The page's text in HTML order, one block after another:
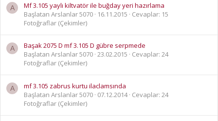
A
Mf 3.105 yaylı kiltvatör ile buğday yeri hazırlama
Başlatan Arslanlar 5070
16.11.2015
Cevaplar: 15
Fotoğraflar (Çekimler)
A
Başak 2075 D mf 3.105 D gübre serpmede
Başlatan Arslanlar 5070 23.02.2015
Cevaplar: 24
Fotoğraflar (Çekimler)
A
mf 3.105 zabrus kurtu ilaclamsında
Başlatan Arslanlar 5070 07.12.2014 Cevaplar: 24
Fotoğraflar (Çekimler)